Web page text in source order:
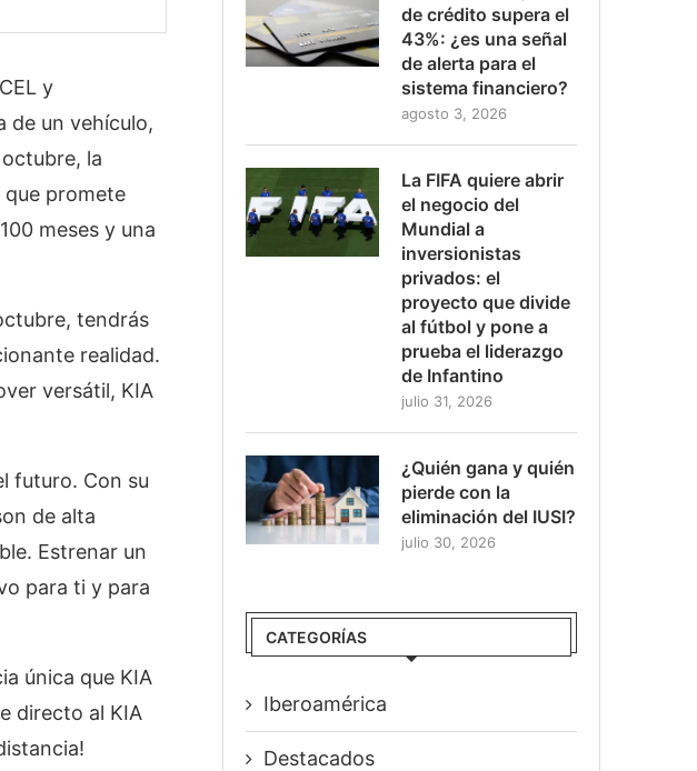
y
de un vehículo,
la
promete
meses y una
tendrás
realidad.
versátil, KIA
futuro. Con su
de alta
Estrenar un
para ti y para
única que KIA
directo al KIA
de crédito supera el
43%: ¿es una señal
de alerta para el
sistema financiero?
agosto 3, 2026
La FIFA quiere abrir
el negocio del
Mundial a
inversionistas
privados: el
proyecto que divide
al fútbol y pone a
prueba el liderazgo
de Infantino
julio 31, 2026
¿Quién gana y quién
pierde con la
eliminación del IUSI?
julio 30, 2026
CATEGORÍAS
Iberoamérica
Destacados